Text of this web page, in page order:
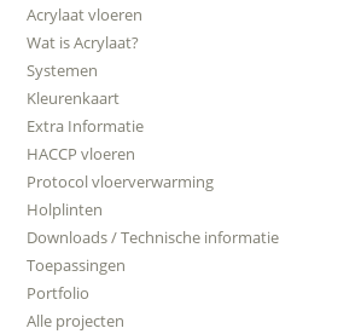
Acrylaat vloeren
Wat is Acrylaat?
Systemen
Kleurenkaart
Extra Informatie
HACCP vloeren
Protocol vloerverwarming
Holplinten
Downloads / Technische informatie
Toepassingen
Portfolio
Alle projecten